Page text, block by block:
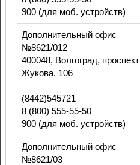
900 (для моб. устройств)
Дополнительный офис
№8621/012
400048, Волгоград, проспект
Жукова, 106
(8442)545721
8 (800) 555-55-50
900 (для моб. устройств)
Дополнительный офис
№8621/03